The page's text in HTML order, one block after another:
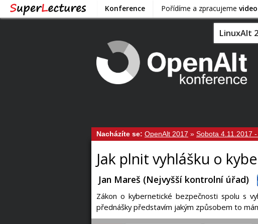
Konference Pořídíme a zpracujeme
LinuxAlt
Nacházíte se: OpenAlt 2017 » Sobota 4.11.2017
Jak plnit vyhlášku o
Jan Mareš (Nejvyšší kontrolní úřad)
Zákon o kybernetické bezpečnosti spolu s
přednášky představím jakým způsobem to